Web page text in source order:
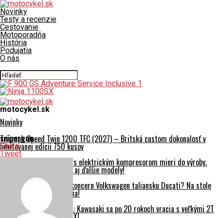
Novinky
Testy a recenzie
Cestovanie
Motoporadňa
História
Podujatia
O nás
motocykel.sk
Novinky
Triumph Speed Twin 1200 TFC (2027) – Britská custom dokonalosť v
limitovanej edícii 750 kusov
Revolučný trojvalec V3R s elektrickým kompresorom mieri do výroby.
Honda ním chce preplniť aj ďalšie modely!
AKTUALIZOVANÉ: Predá koncern Volkswagen taliansku Ducati? Na stole
je obria reštrukturalizácia!
DVOJTAKTNÁ REVOLÚCIA: Kawasaki sa po 20 rokoch vracia s veľkými 2T
snipergun
Share
Tweet